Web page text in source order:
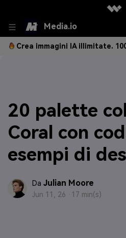
Media.io
Crea immagini IA illimitate.
20 palette
Coral con
esempi di
Da Julian Moore
Jun 11, 26 · 17 min(s)